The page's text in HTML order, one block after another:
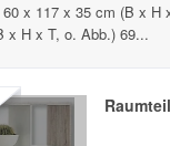
x 117 x 35 cm (B x H
x H x T, o. Abb.) 69...